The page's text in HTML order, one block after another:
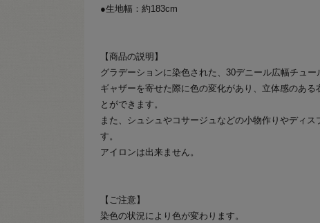
●生地幅：約183cm
【商品の説明】
グラデーションに染色された、30デニール広幅チュー
ギャザーを寄せた際に色の変化があり、立体感のある
とができます。
また、シュシュやコサージュなどの小物作りやディ
す。
アイロンは出来ません。
【ご注意】
染色の状況により色が変わります。